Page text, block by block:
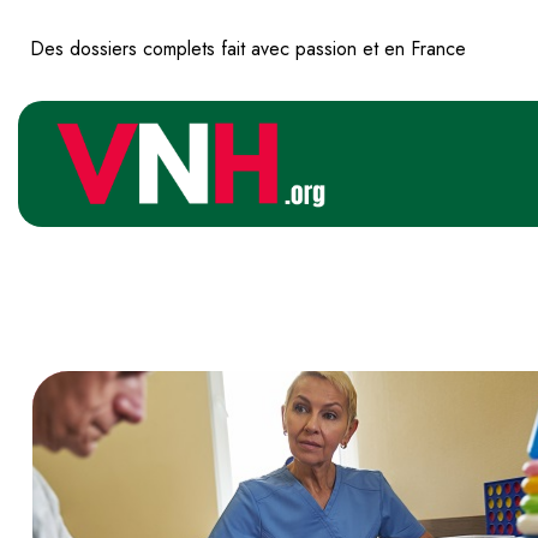
Des dossiers complets fait avec passion et en France